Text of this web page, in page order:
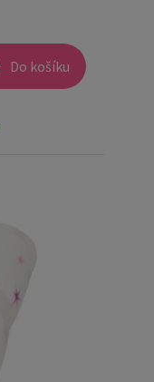
Do košíku